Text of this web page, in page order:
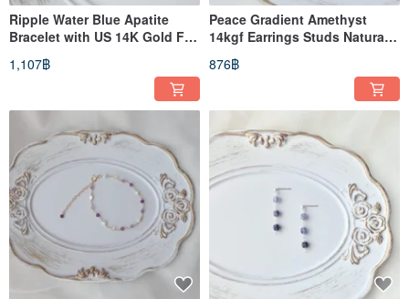
Ripple Water Blue Apatite
Bracelet with US 14K Gold Fill
- Subtle Luxury Style
1,107฿
Peace Gradient Amethyst
14kgf Earrings Studs Natural
Stone Fine Jewelry
876฿